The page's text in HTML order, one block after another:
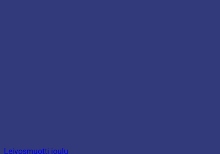
Leivosmuotti joulu